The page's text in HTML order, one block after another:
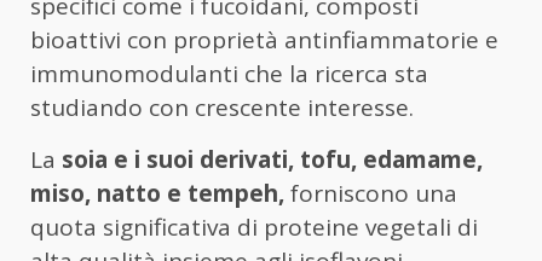
specifici come i fucoidani, composti
bioattivi con proprietà antinfiammatorie e
immunomodulanti che la ricerca sta
studiando con crescente interesse.
La soia e i suoi derivati, tofu, edamame,
miso, natto e tempeh,forniscono una
quota significativa di proteine vegetali di